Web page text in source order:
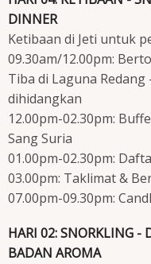
DINNER
Ketibaan di Jeti untuk
09.30am/12.00pm:
Tiba di Laguna
dihidangkan
12.00pm-02.30pm:
Sang Suria
01.00pm-02.30pm:
03.00pm: Taklimat &
07.00pm-09.30pm:
HARI 02: SNORKLING -
BADAN AROMA